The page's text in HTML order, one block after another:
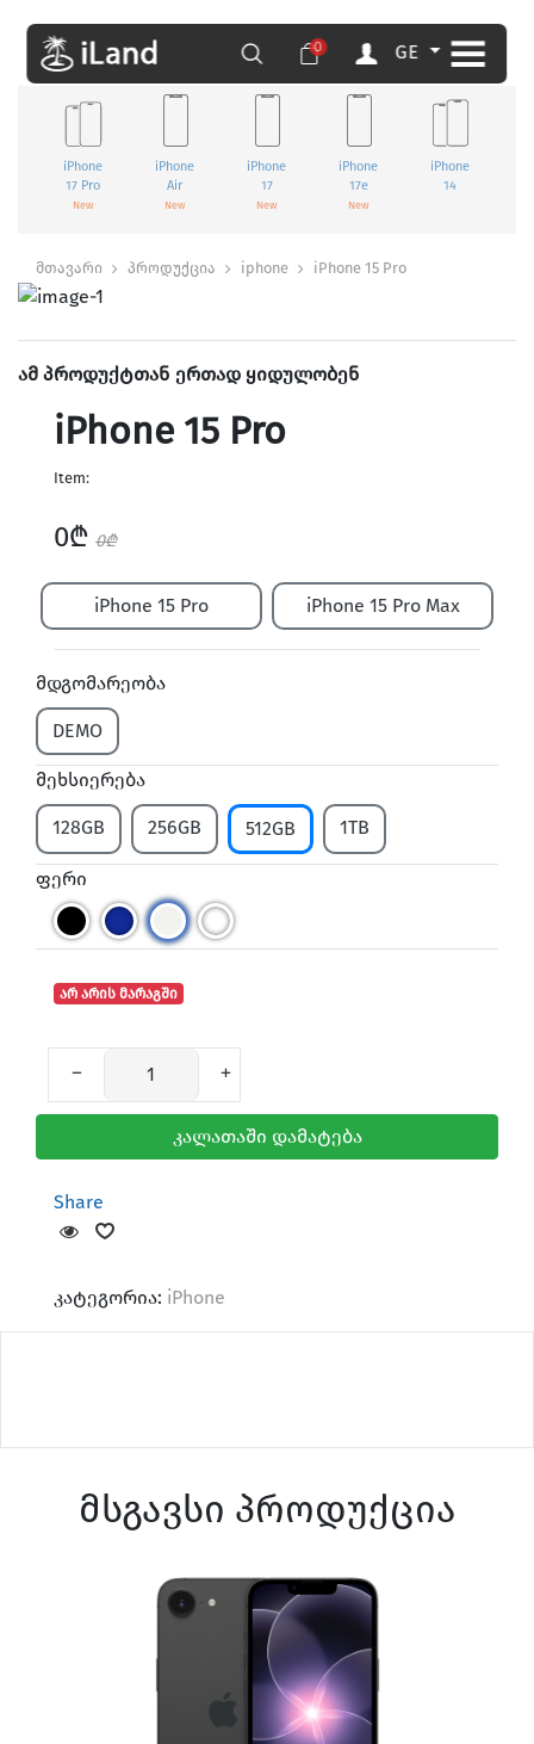
0 GE
iPhone
17 Pro
New
iPhone
Air
New
iPhone
17
New
iPhone
17e
New
iPhone
14
მთავარი პროდუქცია iphone iPhone 15 Pro
ამ პროდუქტთან ერთად ყიდულობენ
iPhone 15 Pro
Item:
0₾ 0₾
iPhone 15 Pro iPhone 15 Pro Max
მდგომარეობა
DEMO
მეხსიერება
128GB 256GB 512GB 1TB
ფერი
არ არის მარაგში
კალათაში დამატება
Share
კატეგორია: iPhone
მსგავსი პროდუქცია